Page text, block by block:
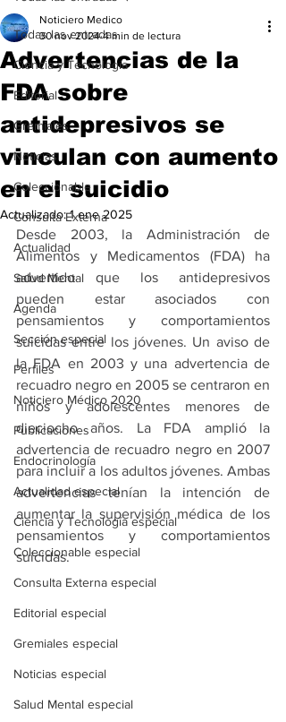
Todas las entradas
Ciencia y Tecnología
Editorial
Gremiales
Noticias
Coleccionable
Consulta Externa
Actualidad
Salud Mental
Agenda
Sección especial
Perfiles
Noticiero Médico 2020
Publicaciones
Endocrinología
Actualidad especial
Ciencia y Tecnología especial
Coleccionable especial
Consulta Externa especial
Editorial especial
Gremiales especial
Noticias especial
Salud Mental especial
Advertencias de la
FDA sobre
antidepresivos se
vinculan con aumento
en el suicidio
Noticiero Medico
30 nov 2024 4 min de lectura
Actualizado:1 ene 2025
Desde 2003, la Administración de
Alimentos y Medicamentos (FDA) ha
advertido que los antidepresivos
pueden estar asociados con
pensamientos y comportamientos
suicidas entre los jóvenes. Un aviso de
la FDA en 2003 y una advertencia de
recuadro negro en 2005 se centraron en
niños y adolescentes menores de
dieciocho años. La FDA amplió la
advertencia de recuadro negro en 2007
para incluir a los adultos jóvenes. Ambas
advertencias tenían la intención de
aumentar la supervisión médica de los
pensamientos y comportamientos
suicidas.